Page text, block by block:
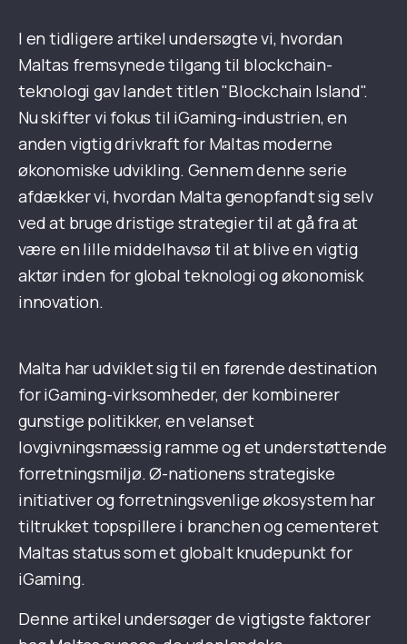
I en tidligere artikel undersøgte vi, hvordan
Maltas fremsynede tilgang til blockchain-
teknologi gav landet titlen "Blockchain Island".
Nu skifter vi fokus til iGaming-industrien, en
anden vigtig drivkraft for Maltas moderne
økonomiske udvikling. Gennem denne serie
afdækker vi, hvordan Malta genopfandt sig selv
ved at bruge dristige strategier til at gå fra at
være en lille middelhavsø til at blive en vigtig
aktør inden for global teknologi og økonomisk
innovation.
Malta har udviklet sig til en førende destination
for iGaming-virksomheder, der kombinerer
gunstige politikker, en velanset
lovgivningsmæssig ramme og et understøttende
forretningsmiljø. Ø-nationens strategiske
initiativer og forretningsvenlige økosystem har
tiltrukket topspillere i branchen og cementeret
Maltas status som et globalt knudepunkt for
iGaming.
Denne artikel undersøger de vigtigste faktorer